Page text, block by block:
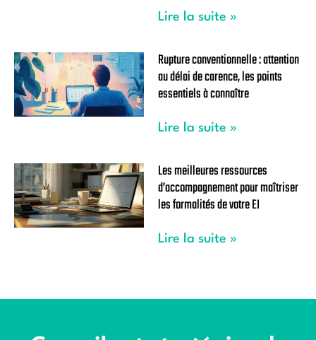
Lire la suite »
Rupture conventionnelle : attention
au délai de carence, les points
essentiels à connaître
Lire la suite »
Les meilleures ressources
d’accompagnement pour maîtriser
les formalités de votre EI
Lire la suite »